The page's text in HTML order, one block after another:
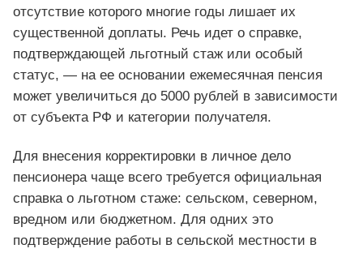
отсутствие которого многие годы лишает их
существенной доплаты. Речь идет о справке,
подтверждающей льготный стаж или особый
статус, — на ее основании ежемесячная пенсия
может увеличиться до 5000 рублей в зависимости
от субъекта РФ и категории получателя.
Для внесения корректировки в личное дело
пенсионера чаще всего требуется официальная
справка о льготном стаже: сельском, северном,
вредном или бюджетном. Для одних это
подтверждение работы в сельской местности в